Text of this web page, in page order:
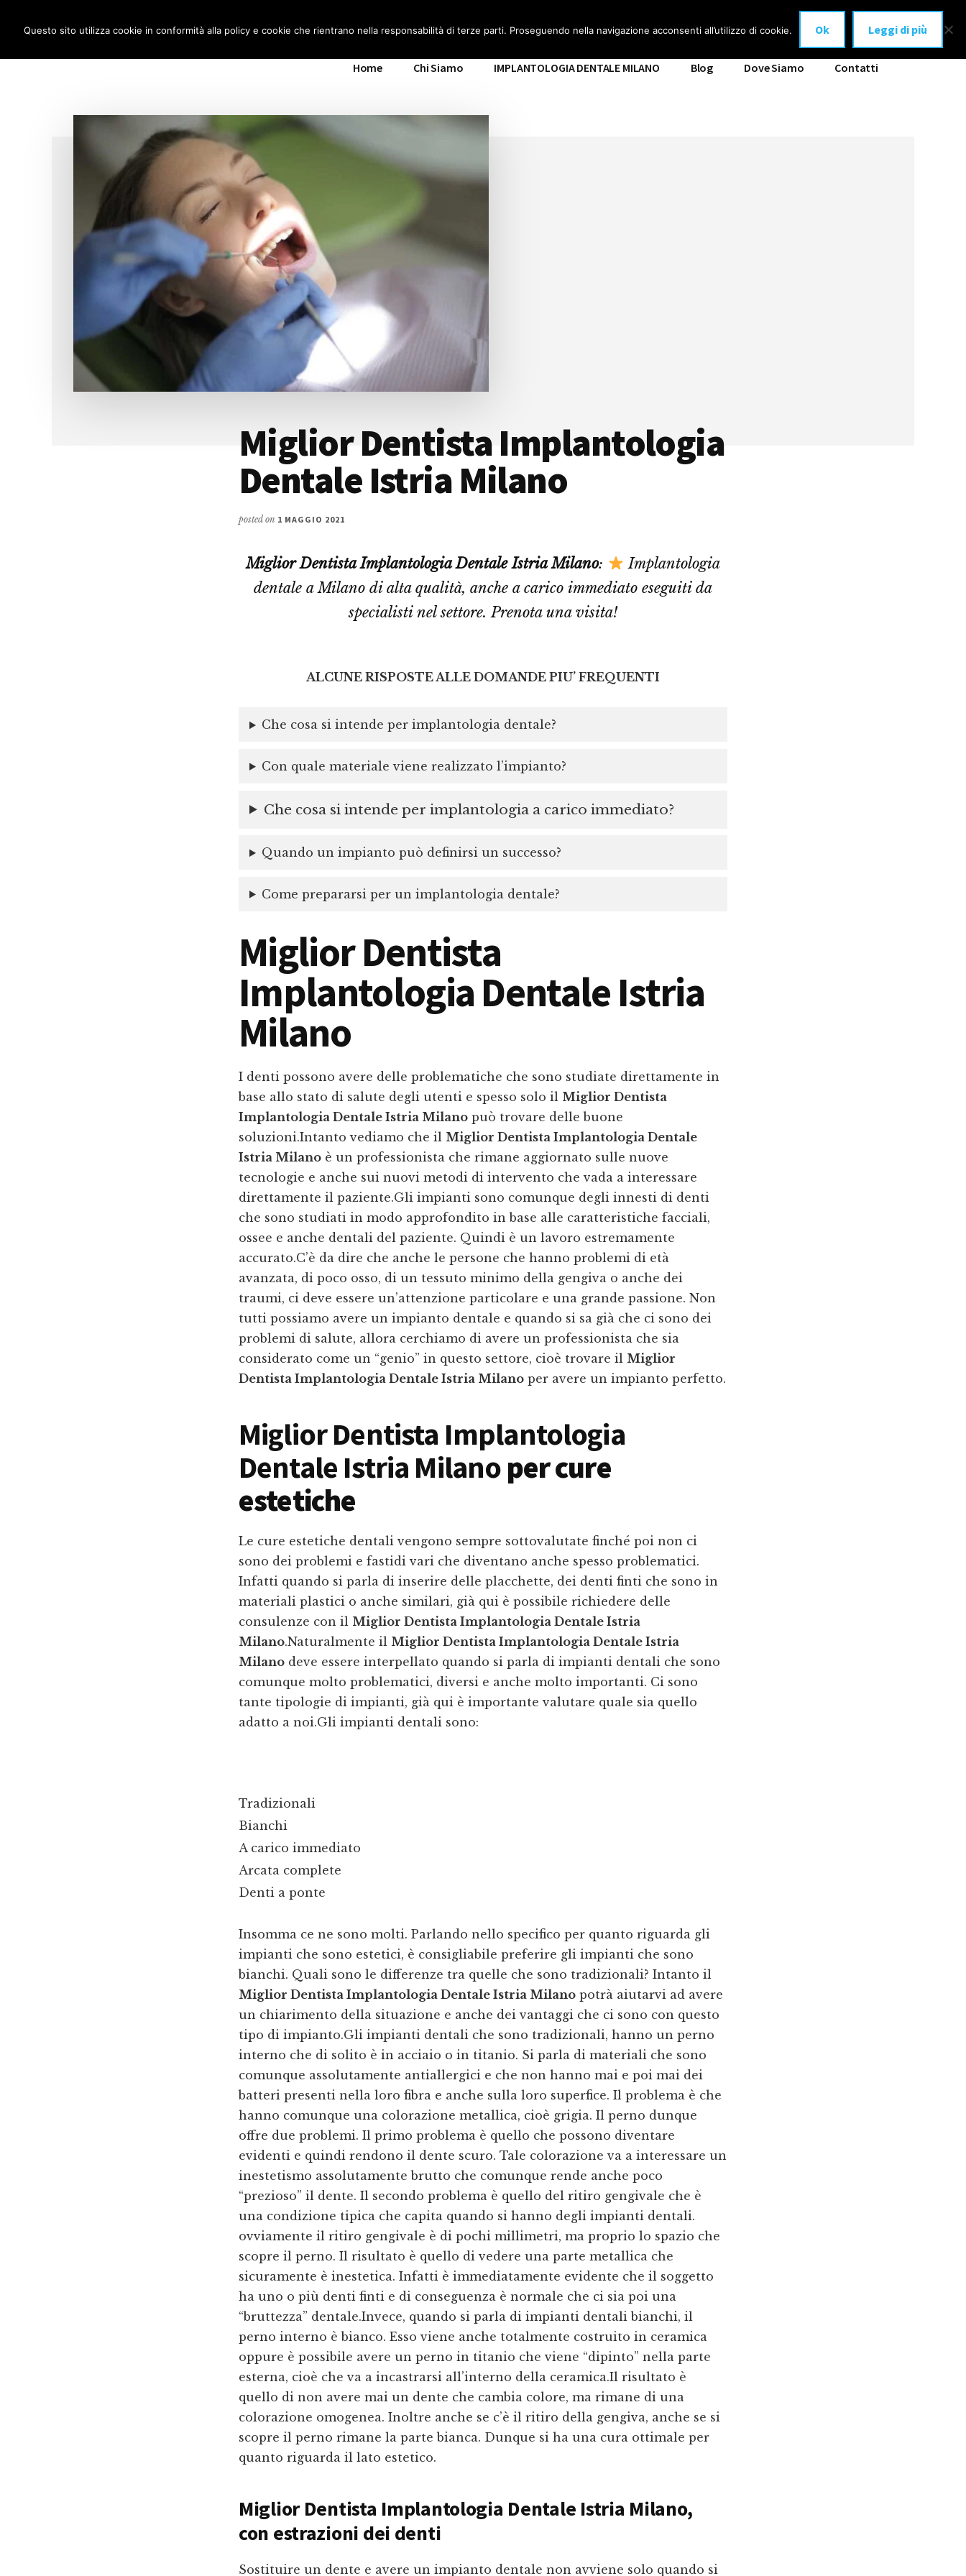
principale
menuIMPLANTOLOGIA DENTALE MILANO
carico
Home Chi Siamo IMPLANTOLOGIA DENTALE MILANO Blog Dove Siamo Contatti
Miglior Dentista Implantologia
Dentale Istria Milano
posted on 1 MAGGIO 2021
Miglior Dentista Implantologia Dentale Istria Milano:
Implantologia
dentale a Milano di alta qualità, anche a carico immediato eseguiti da
specialisti nel settore. Prenota una visita!
ALCUNE RISPOSTE ALLE DOMANDE PIU’ FREQUENTI
Che cosa si intende per implantologia dentale?
Con quale materiale viene realizzato l’impianto?
Che cosa si intende per implantologia a carico immediato?
Quando un impianto può definirsi un successo?
Come prepararsi per un implantologia dentale?
Miglior Dentista
Implantologia Dentale Istria
Milano
I denti possono avere delle problematiche che sono studiate direttamente in
base allo stato di salute degli utenti e spesso solo il Miglior Dentista
Implantologia Dentale Istria Milano può trovare delle buone
soluzioni.Intanto vediamo che il Miglior Dentista Implantologia Dentale
Istria Milano è un professionista che rimane aggiornato sulle nuove
tecnologie e anche sui nuovi metodi di intervento che vada a interessare
direttamente il paziente.Gli impianti sono comunque degli innesti di denti
che sono studiati in modo approfondito in base alle caratteristiche facciali,
ossee e anche dentali del paziente. Quindi è un lavoro estremamente
accurato.C’è da dire che anche le persone che hanno problemi di età
avanzata, di poco osso, di un tessuto minimo della gengiva o anche dei
traumi, ci deve essere un’attenzione particolare e una grande passione. Non
tutti possiamo avere un impianto dentale e quando si sa già che ci sono dei
problemi di salute, allora cerchiamo di avere un professionista che sia
considerato come un “genio” in questo settore, cioè trovare il Miglior
Dentista Implantologia Dentale Istria Milano per avere un impianto perfetto.
Miglior Dentista Implantologia
Dentale Istria Milanoper cure
estetiche
Le cure estetiche dentali vengono sempre sottovalutate finché poi non ci
sono dei problemi e fastidi vari che diventano anche spesso problematici.
Infatti quando si parla di inserire delle placchette, dei denti finti che sono in
materiali plastici o anche similari, già qui è possibile richiedere delle
consulenze con il Miglior Dentista Implantologia Dentale Istria
Milano.Naturalmente il Miglior Dentista Implantologia Dentale Istria
Milano deve essere interpellato quando si parla di impianti dentali che sono
comunque molto problematici, diversi e anche molto importanti. Ci sono
tante tipologie di impianti, già qui è importante valutare quale sia quello
adatto a noi.Gli impianti dentali sono:
Tradizionali
Bianchi
A carico immediato
Arcata complete
Denti a ponte
Insomma ce ne sono molti. Parlando nello specifico per quanto riguarda gli
impianti che sono estetici, è consigliabile preferire gli impianti che sono
bianchi. Quali sono le differenze tra quelle che sono tradizionali? Intanto il
Miglior Dentista Implantologia Dentale Istria Milano potrà aiutarvi ad avere
un chiarimento della situazione e anche dei vantaggi che ci sono con questo
tipo di impianto.Gli impianti dentali che sono tradizionali, hanno un perno
interno che di solito è in acciaio o in titanio. Si parla di materiali che sono
comunque assolutamente antiallergici e che non hanno mai e poi mai dei
batteri presenti nella loro fibra e anche sulla loro superfice. Il problema è che
hanno comunque una colorazione metallica, cioè grigia. Il perno dunque
offre due problemi. Il primo problema è quello che possono diventare
evidenti e quindi rendono il dente scuro. Tale colorazione va a interessare un
inestetismo assolutamente brutto che comunque rende anche poco
“prezioso” il dente. Il secondo problema è quello del ritiro gengivale che è
una condizione tipica che capita quando si hanno degli impianti dentali.
ovviamente il ritiro gengivale è di pochi millimetri, ma proprio lo spazio che
scopre il perno. Il risultato è quello di vedere una parte metallica che
sicuramente è inestetica. Infatti è immediatamente evidente che il soggetto
ha uno o più denti finti e di conseguenza è normale che ci sia poi una
“bruttezza” dentale.Invece, quando si parla di impianti dentali bianchi, il
perno interno è bianco. Esso viene anche totalmente costruito in ceramica
oppure è possibile avere un perno in titanio che viene “dipinto” nella parte
esterna, cioè che va a incastrarsi all’interno della ceramica.Il risultato è
quello di non avere mai un dente che cambia colore, ma rimane di una
colorazione omogenea. Inoltre anche se c’è il ritiro della gengiva, anche se si
scopre il perno rimane la parte bianca. Dunque si ha una cura ottimale per
quanto riguarda il lato estetico.
Miglior Dentista Implantologia Dentale Istria Milano,
con estrazioni dei denti
Sostituire un dente e avere un impianto dentale non avviene solo quando si
Questo sito utilizza cookie in conformità alla policy e cookie che rientrano nella responsabilità di terze parti. Proseguendo nella navigazione acconsenti all’utilizzo di cookie. Ok Leggi di più